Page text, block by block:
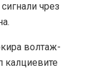
чрез
волтаж-
калциевите